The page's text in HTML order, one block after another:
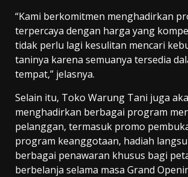
“Kami berkomitmen menghadirkan
terpercaya dengan harga yang
tidak perlu lagi kesulitan mencari
taninya karena semuanya tersedia
tempat,” jelasnya.
Selain itu, Toko Warung Tani juga
menghadirkan berbagai program
pelanggan, termasuk promo
program keanggotaan, hadiah
berbagai penawaran khusus bagi
berbelanja selama masa Grand